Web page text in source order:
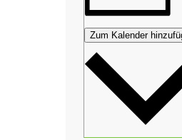
Zum Kalender